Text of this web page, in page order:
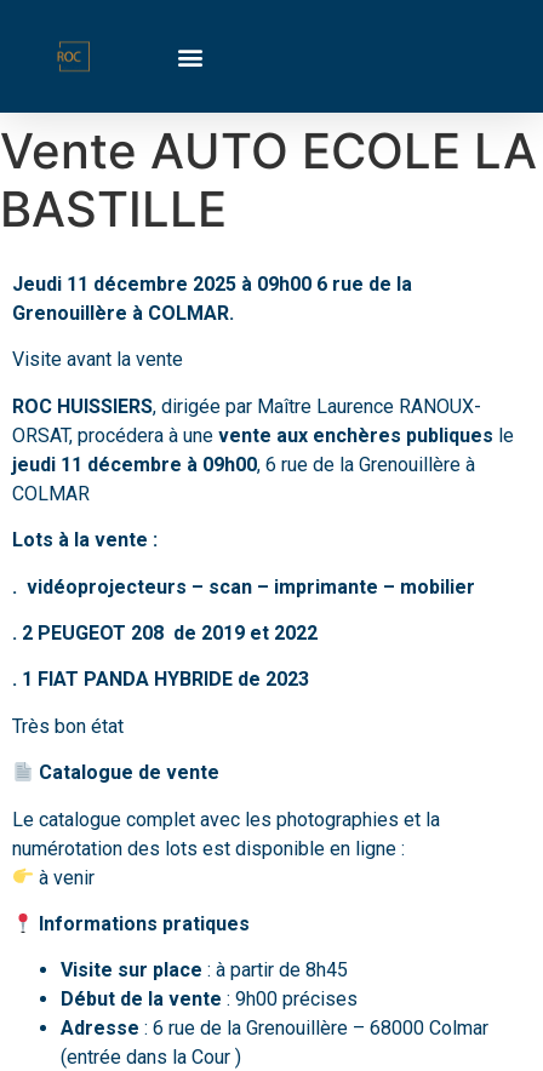
Vente AUTO ECOLE LA
BASTILLE
Jeudi 11 décembre 2025 à 09h00 6 rue de la
Grenouillère à COLMAR.
Visite avant la vente
ROC HUISSIERS, dirigée par Maître Laurence RANOUX-
ORSAT, procédera à une vente aux enchères publiques le
jeudi 11 décembre à 09h00, 6 rue de la Grenouillère à
COLMAR
Lots à la vente :
. vidéoprojecteurs – scan – imprimante – mobilier
. 2 PEUGEOT 208 de 2019 et 2022
. 1 FIAT PANDA HYBRIDE de 2023
Très bon état
Catalogue de vente
Le catalogue complet avec les photographies et la
numérotation des lots est disponible en ligne :
à venir
Informations pratiques
Visite sur place : à partir de 8h45
Début de la vente : 9h00 précises
Adresse : 6 rue de la Grenouillère – 68000 Colmar
(entrée dans la Cour )